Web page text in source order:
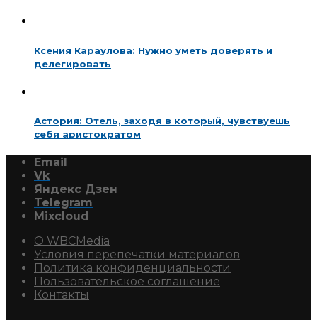
Ксения Караулова: Нужно уметь доверять и
делегировать
Астория: Отель, заходя в который, чувствуешь
себя аристократом
Email
Vk
Яндекс Дзен
Telegram
Mixcloud
О WBCMedia
Условия перепечатки материалов
Политика конфиденциальности
Пользовательское соглашение
Контакты